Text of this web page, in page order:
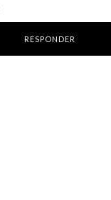
RESPONDER